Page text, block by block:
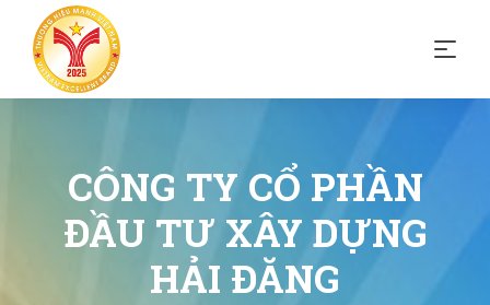
CÔNG TY CỔ PHẦN
ĐẦU TƯ XÂY DỰNG
HẢI ĐĂNG